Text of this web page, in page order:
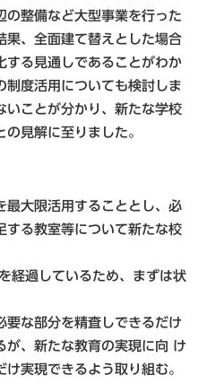
の整備など大型事業を行った
果、全面建て替えとした場合
する見通しであることがわか
制度活用についても検討しま
いことが分かり、新たな学校
見解に至りました。
大限活用することとし、必
する教室等について新たな校
経過しているため、まずは状
な部分を精査しできるだけ
が、新たな教育の実現に向 け
実現できるよう取り組む。